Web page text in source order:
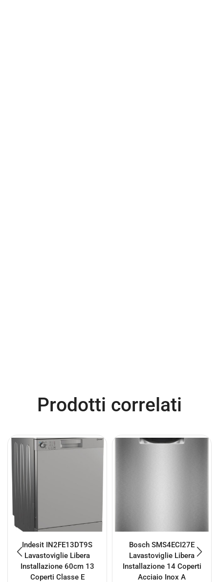
Prodotti correlati
Indesit IN2FE13DT9S
Lavastoviglie Libera
Installazione 60cm 13
Coperti Classe E
Bosch SMS4ECI27E
Lavastoviglie Libera
Installazione 14 Coperti
Acciaio Inox A